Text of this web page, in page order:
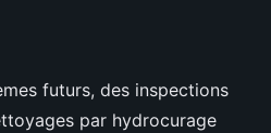
futurs, des inspections
par hydrocurage